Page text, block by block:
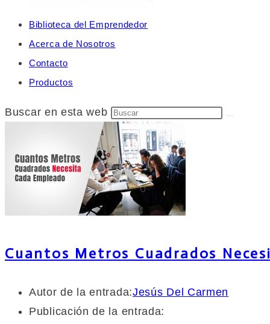
Biblioteca del Emprendedor
Acerca de Nosotros
Contacto
Productos
Buscar en esta web
Cuantos Metros Cuadrados
Autor de la entrada:Jesús Del Carmen
Publicación de la entrada: